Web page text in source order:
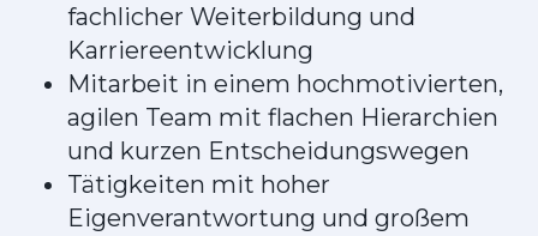
fachlicher Weiterbildung und
Karriereentwicklung
Mitarbeit in einem hochmotivierten,
agilen Team mit flachen Hierarchien
und kurzen Entscheidungswegen
Tätigkeiten mit hoher
Eigenverantwortung und großem